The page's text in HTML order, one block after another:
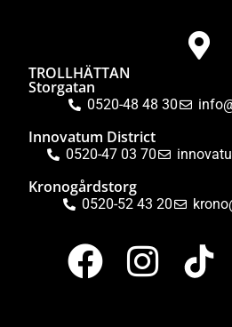
TROLLHÄTTAN
Storgatan
0520-48 48 30
Innovatum District
0520-47 03 70
Kronogårdstorg
0520-52 43 20